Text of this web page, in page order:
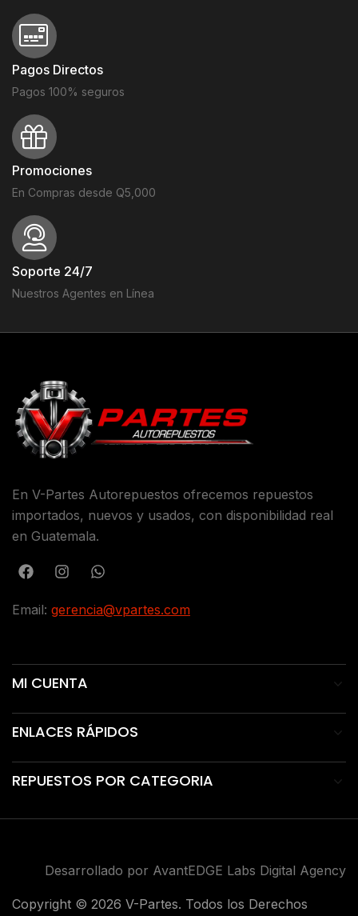
Pagos Directos
Pagos 100% seguros
Promociones
En Compras desde Q5,000
Soporte 24/7
Nuestros Agentes en Línea
En V-Partes Autorepuestos ofrecemos repuestos
importados, nuevos y usados, con disponibilidad real
en Guatemala.
Email: gerencia@vpartes.com
MI CUENTA
ENLACES RÁPIDOS
REPUESTOS POR CATEGORIA
Copyright © 2026 V-Partes. Todos los Derechos
Desarrollado por AvantEDGE Labs Digital Agency